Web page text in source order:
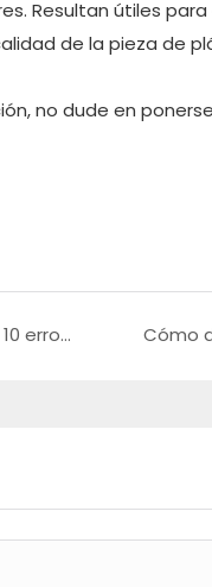
Resultan útiles
de la pieza de
no dude en
Diseño de molde de corredor de calotes 10 errores que deben evitarse